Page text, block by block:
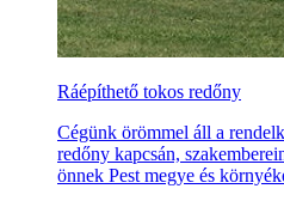
Ráépíthető tokos redőny
Cégünk örömmel áll a
redőny kapcsán,
önnek Pest megye és